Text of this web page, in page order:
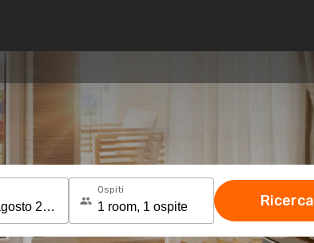
Ospiti
Ricerca